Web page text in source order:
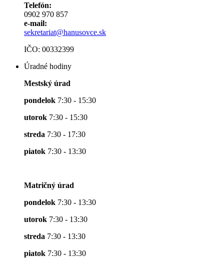
Telefón:
0902 970 857
e-mail:
sekretariat@hanusovce.sk
IČO: 00332399
Úradné hodiny
Mestský úrad
pondelok 7:30 - 15:30
utorok 7:30 - 15:30
streda 7:30 - 17:30
piatok 7:30 - 13:30
Matričný úrad
pondelok 7:30 - 13:30
utorok 7:30 - 13:30
streda 7:30 - 13:30
piatok 7:30 - 13:30